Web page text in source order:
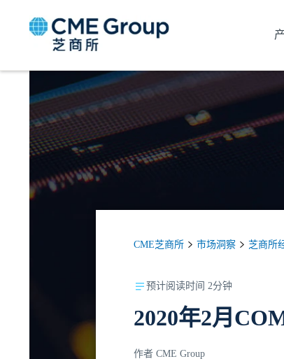
CME芝商所 市场洞察 芝商所
预计阅读时间 2分钟
2020年2月
作者 CME Group